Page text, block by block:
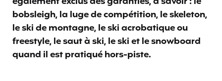
bobsleigh, la luge de compétition, le skeleton,
le ski de montagne, le ski acrobatique ou
freestyle, le saut à ski, le ski et le snowboard
quand il est pratiqué hors-piste.